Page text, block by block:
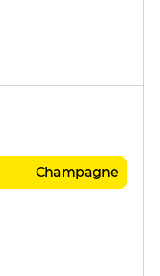
Champagne